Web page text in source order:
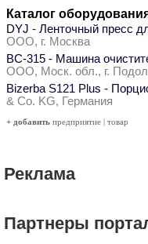
Каталог
DYJ - Ленточный пресс
ООО, г. Москва
ВС-315 - Машина
ООО, Моск. обл., г.
Bizerba S121 Plus -
& Co. KG, Германия
+ добавить предприятие | товар
Реклама
Партнеры